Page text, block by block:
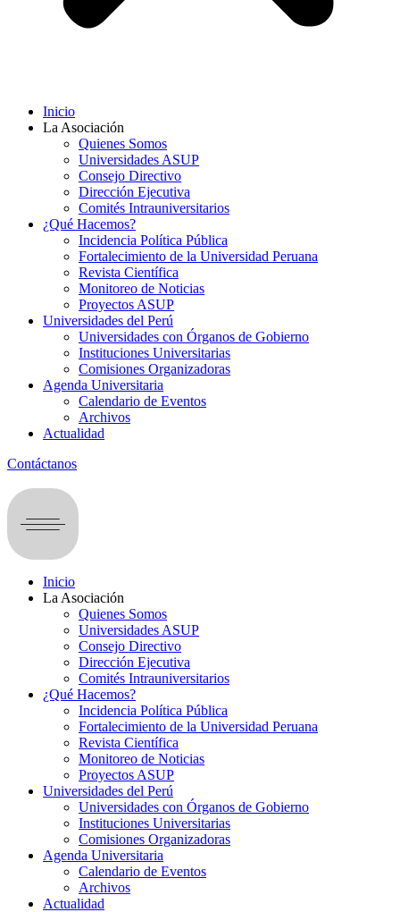
Inicio
La Asociación
Quienes Somos
Universidades ASUP
Consejo Directivo
Dirección Ejecutiva
Comités Intrauniversitarios
¿Qué Hacemos?
Incidencia Política Pública
Fortalecimiento de la Universidad Peruana
Revista Científica
Monitoreo de Noticias
Proyectos ASUP
Universidades del Perú
Universidades con Órganos de Gobierno
Instituciones Universitarias
Comisiones Organizadoras
Agenda Universitaria
Calendario de Eventos
Archivos
Actualidad
Contáctanos
Inicio
La Asociación
Quienes Somos
Universidades ASUP
Consejo Directivo
Dirección Ejecutiva
Comités Intrauniversitarios
¿Qué Hacemos?
Incidencia Política Pública
Fortalecimiento de la Universidad Peruana
Revista Científica
Monitoreo de Noticias
Proyectos ASUP
Universidades del Perú
Universidades con Órganos de Gobierno
Instituciones Universitarias
Comisiones Organizadoras
Agenda Universitaria
Calendario de Eventos
Archivos
Actualidad